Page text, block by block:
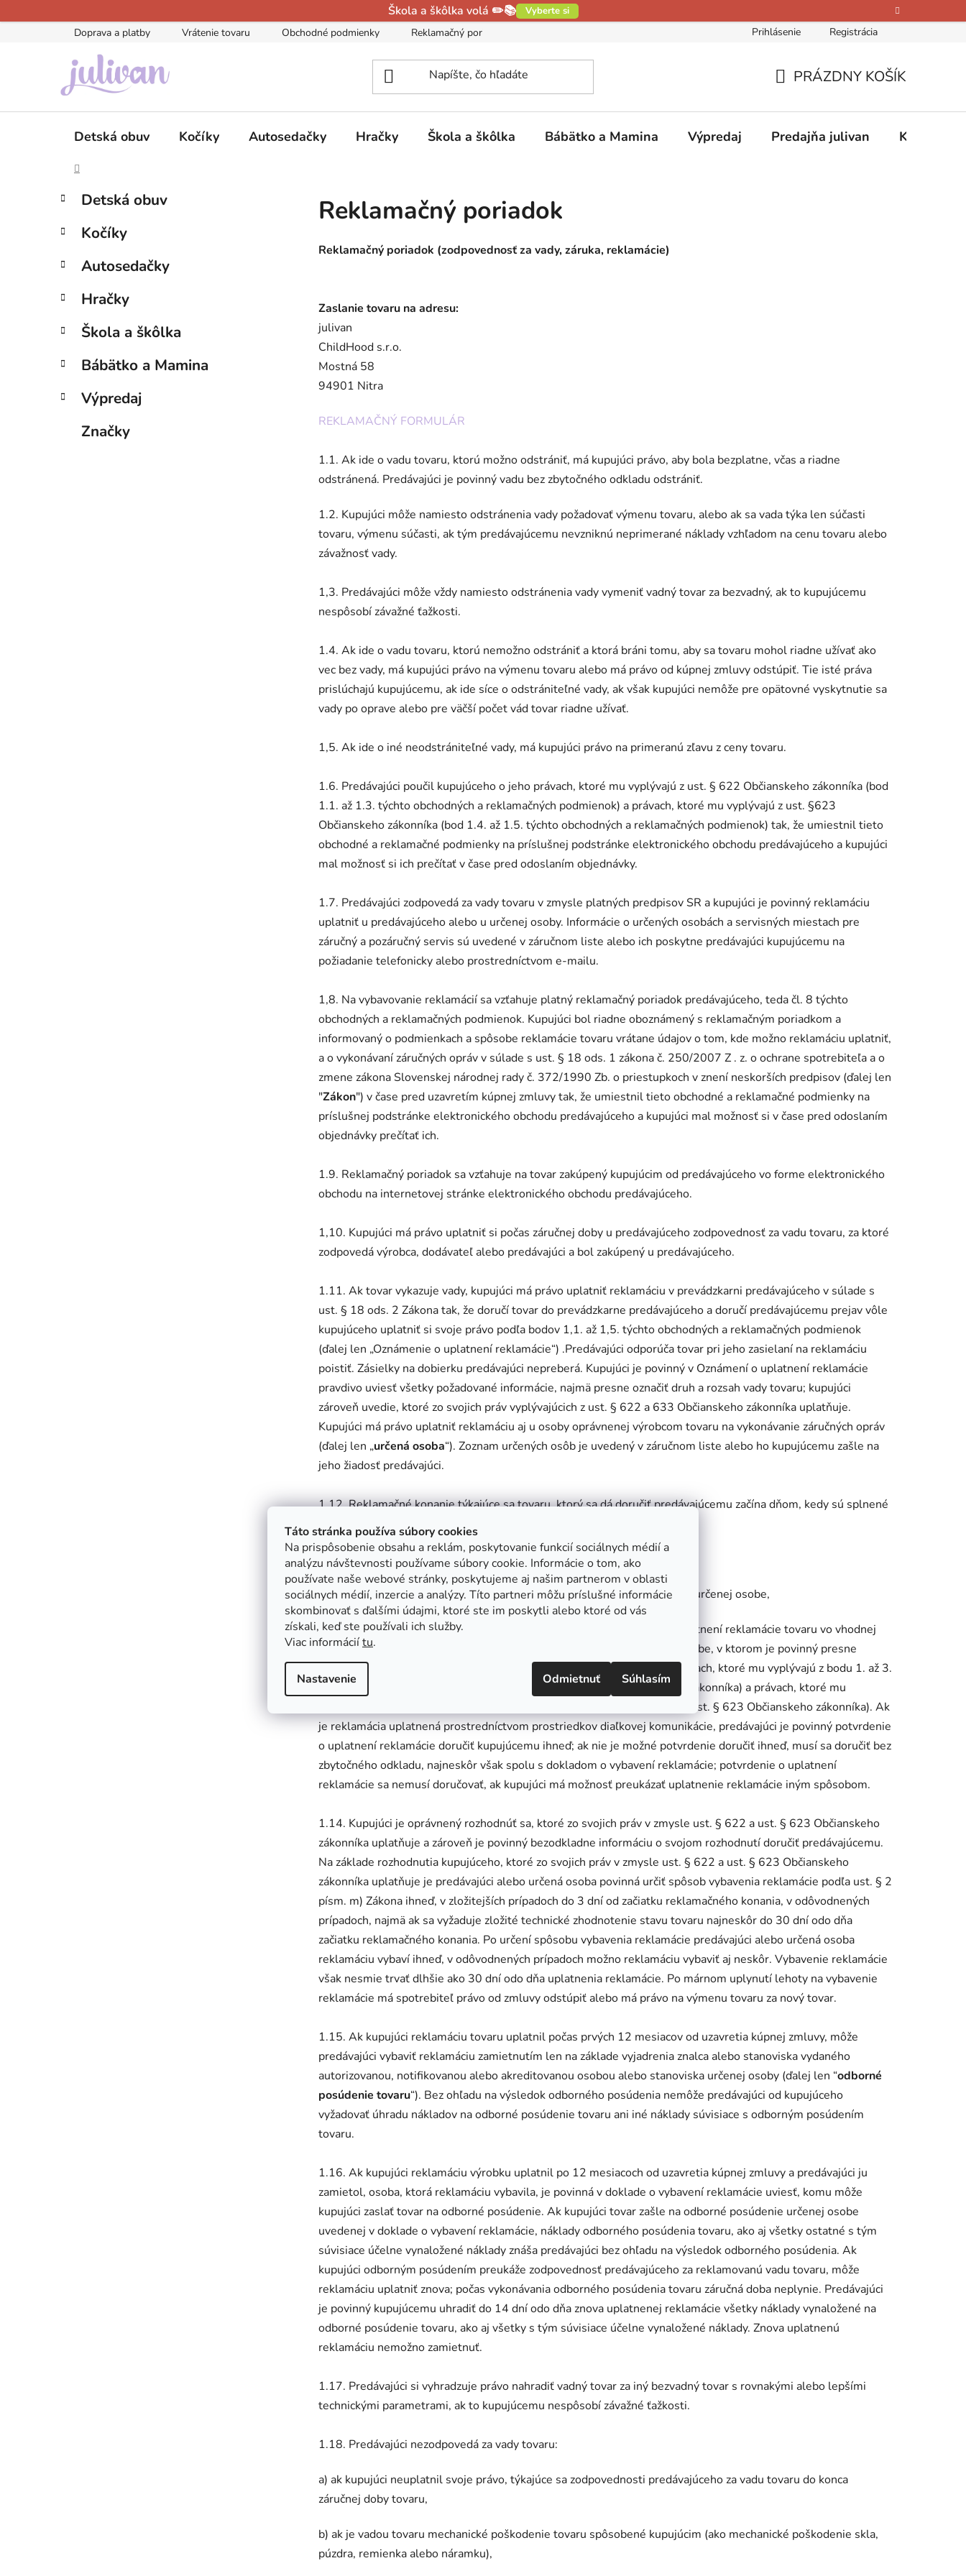
Táto stránka používa súbory cookies
Na prispôsobenie obsahu a reklám, poskytovanie funkcií sociálnych médií a
analýzu návštevnosti používame súbory cookie. Informácie o tom, ako
používate naše webové stránky, poskytujeme aj našim partnerom v oblasti
sociálnych médií, inzercie a analýzy. Títo partneri môžu príslušné informácie
skombinovať s ďalšími údajmi, ktoré ste im poskytli alebo ktoré od vás
získali, keď ste používali ich služby.
Viac informáciítu.
Nastavenie Odmietnuť Súhlasím
na
Škola a škôlka volá ✏️📚 Vyberte si
Doprava a platby Vrátenie tovaru Obchodné podmienky Reklamačný poriadok Kontakty O nás Hodnotenie obchodu
Prihlásenie Registrácia
KOŠÍK
PRÁZDNY KOŠÍK
Detská obuv Kočíky Autosedačky Hračky Škola a škôlka Bábätko a Mamina Výpredaj Predajňa julivan Kontakty
B
č
ý
a
n
e
l
Preskočiť
kategórie
K
a
e
ó
i
Detská obuv
Kočíky
Autosedačky
Hračky
Škola a škôlka
Bábätko a Mamina
Výpredaj
Značky
Reklamačný poriadok
Reklamačný poriadok (zodpovednosť za vady, záruka, reklamácie)
Zaslanie tovaru na adresu:
julivan
ChildHood s.r.o.
Mostná 58
94901 Nitra
REKLAMAČNÝ FORMULÁR
1.1. Ak ide o vadu tovaru, ktorú možno odstrániť, má kupujúci právo, aby bola bezplatne, včas a riadne
odstránená. Predávajúci je povinný vadu bez zbytočného odkladu odstrániť.
1.2. Kupujúci môže namiesto odstránenia vady požadovať výmenu tovaru, alebo ak sa vada týka len súčasti
tovaru, výmenu súčasti, ak tým predávajúcemu nevzniknú neprimerané náklady vzhľadom na cenu tovaru alebo
závažnosť vady.
1,3. Predávajúci môže vždy namiesto odstránenia vady vymeniť vadný tovar za bezvadný, ak to kupujúcemu
nespôsobí závažné ťažkosti.
1.4. Ak ide o vadu tovaru, ktorú nemožno odstrániť a ktorá bráni tomu, aby sa tovaru mohol riadne užívať ako
vec bez vady, má kupujúci právo na výmenu tovaru alebo má právo od kúpnej zmluvy odstúpiť. Tie isté práva
prislúchajú kupujúcemu, ak ide síce o odstrániteľné vady, ak však kupujúci nemôže pre opätovné vyskytnutie sa
vady po oprave alebo pre väčší počet vád tovar riadne užívať.
1,5. Ak ide o iné neodstrániteľné vady, má kupujúci právo na primeranú zľavu z ceny tovaru.
1.6. Predávajúci poučil kupujúceho o jeho právach, ktoré mu vyplývajú z ust. § 622 Občianskeho zákonníka (bod
1.1. až 1.3. týchto obchodných a reklamačných podmienok) a právach, ktoré mu vyplývajú z ust. §623
Občianskeho zákonníka (bod 1.4. až 1.5. týchto obchodných a reklamačných podmienok) tak, že umiestnil tieto
obchodné a reklamačné podmienky na príslušnej podstránke elektronického obchodu predávajúceho a kupujúci
mal možnosť si ich prečítať v čase pred odoslaním objednávky.
1.7. Predávajúci zodpovedá za vady tovaru v zmysle platných predpisov SR a kupujúci je povinný reklamáciu
uplatniť u predávajúceho alebo u určenej osoby. Informácie o určených osobách a servisných miestach pre
záručný a pozáručný servis sú uvedené v záručnom liste alebo ich poskytne predávajúci kupujúcemu na
požiadanie telefonicky alebo prostredníctvom e-mailu.
1,8. Na vybavovanie reklamácií sa vzťahuje platný reklamačný poriadok predávajúceho, teda čl. 8 týchto
obchodných a reklamačných podmienok. Kupujúci bol riadne oboznámený s reklamačným poriadkom a
informovaný o podmienkach a spôsobe reklamácie tovaru vrátane údajov o tom, kde možno reklamáciu uplatniť,
a o vykonávaní záručných opráv v súlade s ust. § 18 ods. 1 zákona č. 250/2007 Z . z. o ochrane spotrebiteľa a o
zmene zákona Slovenskej národnej rady č. 372/1990 Zb. o priestupkoch v znení neskorších predpisov (ďalej len
"Zákon") v čase pred uzavretím kúpnej zmluvy tak, že umiestnil tieto obchodné a reklamačné podmienky na
príslušnej podstránke elektronického obchodu predávajúceho a kupujúci mal možnosť si v čase pred odoslaním
objednávky prečítať ich.
1.9. Reklamačný poriadok sa vzťahuje na tovar zakúpený kupujúcim od predávajúceho vo forme elektronického
obchodu na internetovej stránke elektronického obchodu predávajúceho.
1,10. Kupujúci má právo uplatniť si počas záručnej doby u predávajúceho zodpovednosť za vadu tovaru, za ktoré
zodpovedá výrobca, dodávateľ alebo predávajúci a bol zakúpený u predávajúceho.
1.11. Ak tovar vykazuje vady, kupujúci má právo uplatniť reklamáciu v prevádzkarni predávajúceho v súlade s
ust. § 18 ods. 2 Zákona tak, že doručí tovar do prevádzkarne predávajúceho a doručí predávajúcemu prejav vôle
kupujúceho uplatniť si svoje právo podľa bodov 1,1. až 1,5. týchto obchodných a reklamačných podmienok
(ďalej len „Oznámenie o uplatnení reklamácie“) .Predávajúci odporúča tovar pri jeho zasielaní na reklamáciu
poistiť. Zásielky na dobierku predávajúci nepreberá. Kupujúci je povinný v Oznámení o uplatnení reklamácie
pravdivo uviesť všetky požadované informácie, najmä presne označiť druh a rozsah vady tovaru; kupujúci
zároveň uvedie, ktoré zo svojich práv vyplývajúcich z ust. § 622 a 633 Občianskeho zákonníka uplatňuje.
Kupujúci má právo uplatniť reklamáciu aj u osoby oprávnenej výrobcom tovaru na vykonávanie záručných opráv
(ďalej len „určená osoba“). Zoznam určených osôb je uvedený v záručnom liste alebo ho kupujúcemu zašle na
jeho žiadosť predávajúci.
1.12. Reklamačné konanie týkajúce sa tovaru, ktorý sa dá doručiť predávajúcemu začína dňom, kedy sú splnené
kumulatívne všetky nasledujúce podmienky:
a) doručenie Oznámenia o uplatnení reklamácie predávajúcemu,
b) doručenie reklamovaného tovaru od kupujúceho predávajúcemu alebo určenej osobe,
1.13. Predávajúci alebo určená osoba vydá kupujúcemu potvrdenie o uplatnení reklamácie tovaru vo vhodnej
forme zvolenej predávajúcim, napr. vo forme mailu alebo v písomnej podobe, v ktorom je povinný presne
označiť reklamované vady tovaru a ešte raz poučí spotrebiteľa o jeho právach, ktoré mu vyplývajú z bodu 1. až 3.
týchto obchodných a reklamačných podmienok (ust. § 622 Občianskeho zákonníka) a právach, ktoré mu
vyplývajú z bodu 4. až 5. týchto obchodných a reklamačných podmienok (ust. § 623 Občianskeho zákonníka). Ak
je reklamácia uplatnená prostredníctvom prostriedkov diaľkovej komunikácie, predávajúci je povinný potvrdenie
o uplatnení reklamácie doručiť kupujúcemu ihneď; ak nie je možné potvrdenie doručiť ihneď, musí sa doručiť bez
zbytočného odkladu, najneskôr však spolu s dokladom o vybavení reklamácie; potvrdenie o uplatnení
reklamácie sa nemusí doručovať, ak kupujúci má možnosť preukázať uplatnenie reklamácie iným spôsobom.
1.14. Kupujúci je oprávnený rozhodnúť sa, ktoré zo svojich práv v zmysle ust. § 622 a ust. § 623 Občianskeho
zákonníka uplatňuje a zároveň je povinný bezodkladne informáciu o svojom rozhodnutí doručiť predávajúcemu.
Na základe rozhodnutia kupujúceho, ktoré zo svojich práv v zmysle ust. § 622 a ust. § 623 Občianskeho
zákonníka uplatňuje je predávajúci alebo určená osoba povinná určiť spôsob vybavenia reklamácie podľa ust. § 2
písm. m) Zákona ihneď, v zložitejších prípadoch do 3 dní od začiatku reklamačného konania, v odôvodnených
prípadoch, najmä ak sa vyžaduje zložité technické zhodnotenie stavu tovaru najneskôr do 30 dní odo dňa
začiatku reklamačného konania. Po určení spôsobu vybavenia reklamácie predávajúci alebo určená osoba
reklamáciu vybaví ihneď, v odôvodnených prípadoch možno reklamáciu vybaviť aj neskôr. Vybavenie reklamácie
však nesmie trvať dlhšie ako 30 dní odo dňa uplatnenia reklamácie. Po márnom uplynutí lehoty na vybavenie
reklamácie má spotrebiteľ právo od zmluvy odstúpiť alebo má právo na výmenu tovaru za nový tovar.
1.15. Ak kupujúci reklamáciu tovaru uplatnil počas prvých 12 mesiacov od uzavretia kúpnej zmluvy, môže
predávajúci vybaviť reklamáciu zamietnutím len na základe vyjadrenia znalca alebo stanoviska vydaného
autorizovanou, notifikovanou alebo akreditovanou osobou alebo stanoviska určenej osoby (ďalej len “odborné
posúdenie tovaru“). Bez ohľadu na výsledok odborného posúdenia nemôže predávajúci od kupujúceho
vyžadovať úhradu nákladov na odborné posúdenie tovaru ani iné náklady súvisiace s odborným posúdením
tovaru.
1.16. Ak kupujúci reklamáciu výrobku uplatnil po 12 mesiacoch od uzavretia kúpnej zmluvy a predávajúci ju
zamietol, osoba, ktorá reklamáciu vybavila, je povinná v doklade o vybavení reklamácie uviesť, komu môže
kupujúci zaslať tovar na odborné posúdenie. Ak kupujúci tovar zašle na odborné posúdenie určenej osobe
uvedenej v doklade o vybavení reklamácie, náklady odborného posúdenia tovaru, ako aj všetky ostatné s tým
súvisiace účelne vynaložené náklady znáša predávajúci bez ohľadu na výsledok odborného posúdenia. Ak
kupujúci odborným posúdením preukáže zodpovednosť predávajúceho za reklamovanú vadu tovaru, môže
reklamáciu uplatniť znova; počas vykonávania odborného posúdenia tovaru záručná doba neplynie. Predávajúci
je povinný kupujúcemu uhradiť do 14 dní odo dňa znova uplatnenej reklamácie všetky náklady vynaložené na
odborné posúdenie tovaru, ako aj všetky s tým súvisiace účelne vynaložené náklady. Znova uplatnenú
reklamáciu nemožno zamietnuť.
1.17. Predávajúci si vyhradzuje právo nahradiť vadný tovar za iný bezvadný tovar s rovnakými alebo lepšími
technickými parametrami, ak to kupujúcemu nespôsobí závažné ťažkosti.
1.18. Predávajúci nezodpovedá za vady tovaru:
a) ak kupujúci neuplatnil svoje právo, týkajúce sa zodpovednosti predávajúceho za vadu tovaru do konca
záručnej doby tovaru,
b) ak je vadou tovaru mechanické poškodenie tovaru spôsobené kupujúcim (ako mechanické poškodenie skla,
púzdra, remienka alebo náramku),